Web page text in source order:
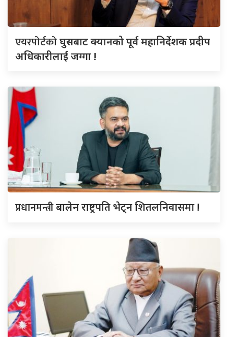
एयरपोर्टकोघुसबाट क्यानको पूर्व महानिर्देशक प्रदीप
अधिकारीलाई जग्गा !
प्रधानमन्त्रीबालेन राष्ट्रपति भेट्न शितलनिवासमा !